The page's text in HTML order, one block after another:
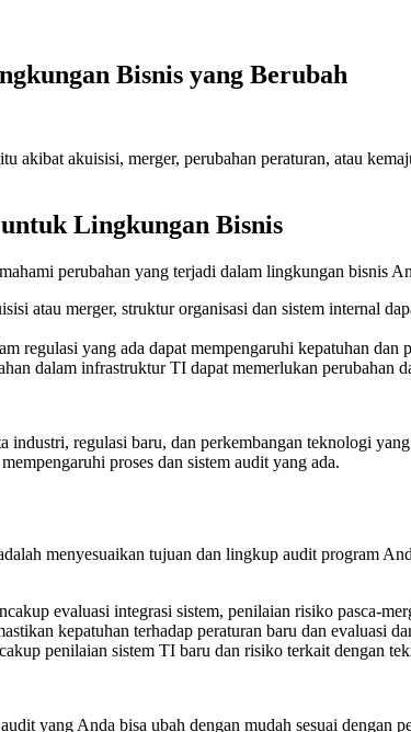
Bisnis yang Berubah
akibat akuisisi, merger, perubahan peraturan, atau
Lingkungan Bisnis
perubahan yang terjadi dalam lingkungan bisnis
atau merger, struktur organisasi dan sistem internal
regulasi yang ada dapat mempengaruhi kepatuhan dan
dalam infrastruktur TI dapat memerlukan perubahan
industri, regulasi baru, dan perkembangan teknologi
proses dan sistem audit yang ada.
menyesuaikan tujuan dan lingkup audit program
evaluasi integrasi sistem, penilaian risiko pasca-
kepatuhan terhadap peraturan baru dan evaluasi
penilaian sistem TI baru dan risiko terkait dengan
yang Anda bisa ubah dengan mudah sesuai dengan